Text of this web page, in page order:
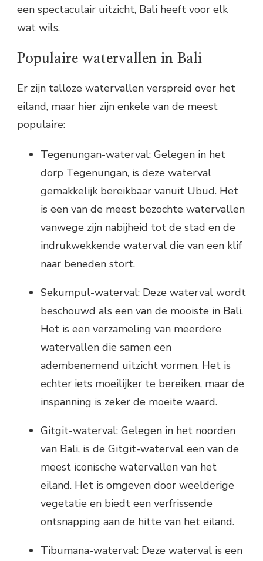
een spectaculair uitzicht, Bali heeft voor elk
wat wils.
Populaire watervallen in Bali
Er zijn talloze watervallen verspreid over het
eiland, maar hier zijn enkele van de meest
populaire:
Tegenungan-waterval: Gelegen in het
dorp Tegenungan, is deze waterval
gemakkelijk bereikbaar vanuit Ubud. Het
is een van de meest bezochte watervallen
vanwege zijn nabijheid tot de stad en de
indrukwekkende waterval die van een klif
naar beneden stort.
Sekumpul-waterval: Deze waterval wordt
beschouwd als een van de mooiste in Bali.
Het is een verzameling van meerdere
watervallen die samen een
adembenemend uitzicht vormen. Het is
echter iets moeilijker te bereiken, maar de
inspanning is zeker de moeite waard.
Gitgit-waterval: Gelegen in het noorden
van Bali, is de Gitgit-waterval een van de
meest iconische watervallen van het
eiland. Het is omgeven door weelderige
vegetatie en biedt een verfrissende
ontsnapping aan de hitte van het eiland.
Tibumana-waterval: Deze waterval is een